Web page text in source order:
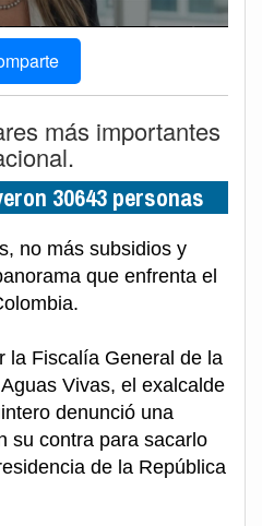
más importantes
30643 personas
no más subsidios y
que enfrenta el
la Fiscalía General de la
Vivas, el exalcalde
denunció una
su contra para sacarlo
de la República